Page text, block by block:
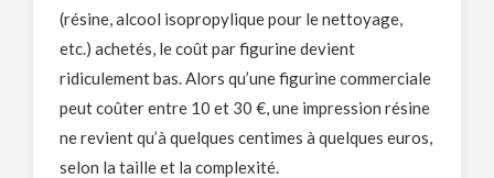
(résine, alcool isopropylique pour le nettoyage,
etc.) achetés, le coût par figurine devient
ridiculement bas. Alors qu’une figurine commerciale
peut coûter entre 10 et 30 €, une impression résine
ne revient qu’à quelques centimes à quelques euros,
selon la taille et la complexité.